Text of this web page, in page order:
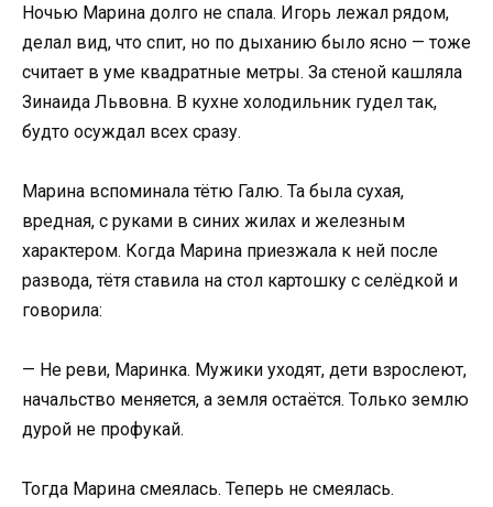
Ночью Марина долго не спала. Игорь лежал рядом,
делал вид, что спит, но по дыханию было ясно — тоже
считает в уме квадратные метры. За стеной кашляла
Зинаида Львовна. В кухне холодильник гудел так,
будто осуждал всех сразу.
Марина вспоминала тётю Галю. Та была сухая,
вредная, с руками в синих жилах и железным
характером. Когда Марина приезжала к ней после
развода, тётя ставила на стол картошку с селёдкой и
говорила:
— Не реви, Маринка. Мужики уходят, дети взрослеют,
начальство меняется, а земля остаётся. Только землю
дурой не профукай.
Тогда Марина смеялась. Теперь не смеялась.